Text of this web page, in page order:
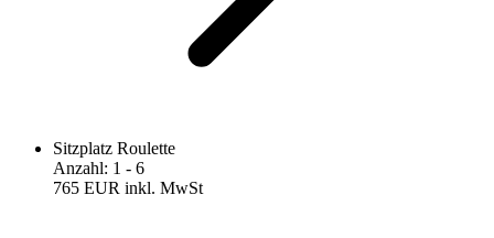
Sitzplatz Roulette
Anzahl: 1 - 6
765 EUR inkl. MwSt